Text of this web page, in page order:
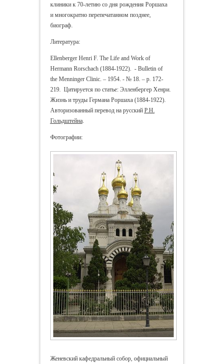
клиники к 70-летию со дня рождения Роршаха
и многократно перепечатанном позднее,
биограф.
Литература:
Ellenberger Henri F. The Life and Work of
Hermann Rorschach (1884-1922). - Bulletin of
the Menninger Clinic. – 1954. - № 18. – p. 172-
219. Цитируется по статье: Элленбергер Хенри.
Жизнь и труды Германа Роршаха (1884-1922).
Авторизованный перевод на русский Р.Н.
Гольдштейна.
Фотографии:
Женевский кафедральный собор, официальный